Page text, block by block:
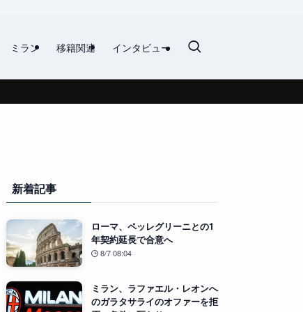
ミラン 移籍関連 インタビュー
新着記事
ローマ、ペッレグリーニとの1
年契約延長で合意へ
8/7 08:04
ミラン、ラファエル・レオンへ
のガラタサライのオファーを拒